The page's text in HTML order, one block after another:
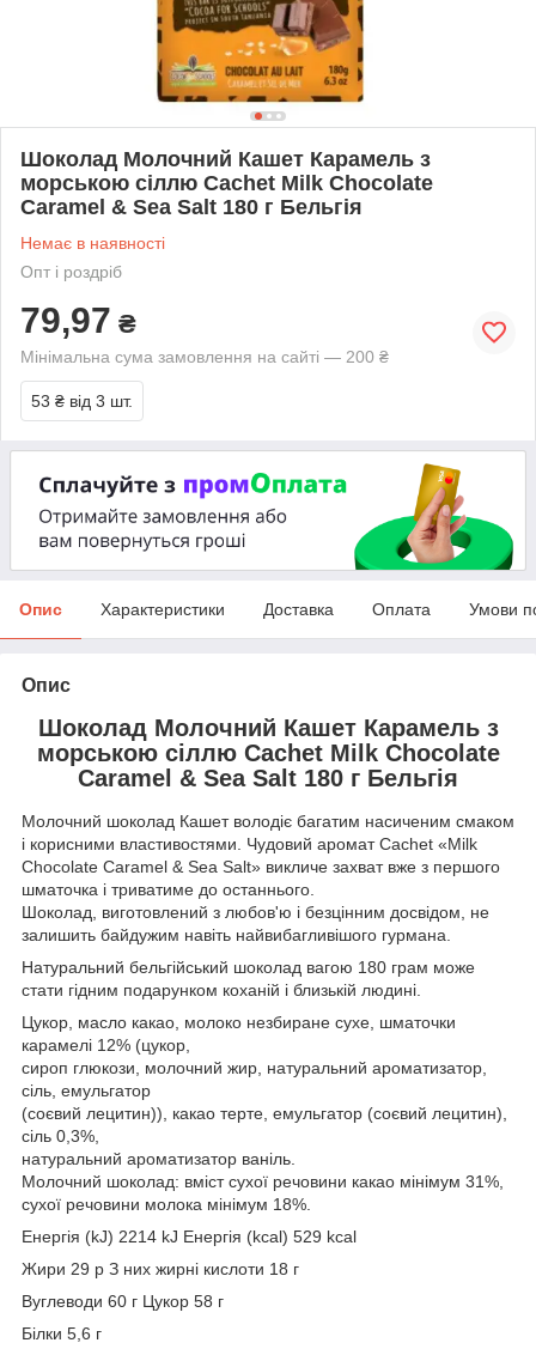
Шоколад Молочний Кашет Карамель з
морською сіллю Cachet Milk Chocolate
Caramel & Sea Salt 180 г Бельгія
Немає в наявності
Опт і роздріб
79,97 ₴
Мінімальна сума замовлення на сайті — 200 ₴
53 ₴ від 3 шт.
Опис Характеристики Доставка Оплата Умови
Опис
Шоколад Молочний Кашет Карамель з
морською сіллю Cachet Milk Chocolate
Caramel & Sea Salt 180 г Бельгія
Молочний шоколад Кашет володіє багатим насиченим смаком
і корисними властивостями. Чудовий аромат Cachet «Milk
Chocolate Caramel & Sea Salt» викличе захват вже з першого
шматочка і триватиме до останнього.
Шоколад, виготовлений з любов'ю і безцінним досвідом, не
залишить байдужим навіть найвибагливішого гурмана.
Натуральний бельгійський шоколад вагою 180 грам може
стати гідним подарунком коханій і близькій людині.
Цукор, масло какао, молоко незбиране сухе, шматочки
карамелі 12% (цукор,
сироп глюкози, молочний жир, натуральний ароматизатор,
сіль, емульгатор
(соєвий лецитин)), какао терте, емульгатор (соєвий лецитин),
сіль 0,3%,
натуральний ароматизатор ваніль.
Молочний шоколад: вміст сухої речовини какао мінімум 31%,
сухої речовини молока мінімум 18%.
Енергія (kJ) 2214 kJ Енергія (kcal) 529 kcal
Жири 29 р З них жирні кислоти 18 г
Вуглеводи 60 г Цукор 58 г
Білки 5,6 г